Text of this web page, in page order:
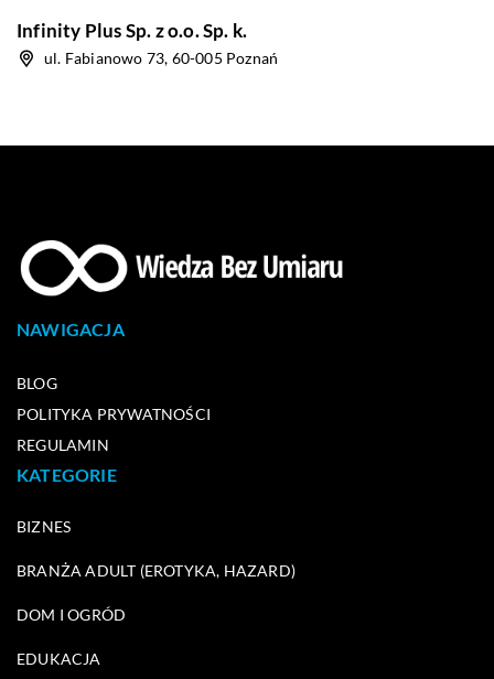
Infinity Plus Sp. z o.o. Sp. k.
ul. Fabianowo 73, 60-005 Poznań
NAWIGACJA
BLOG
POLITYKA PRYWATNOŚCI
REGULAMIN
KATEGORIE
BIZNES
BRANŻA ADULT (EROTYKA, HAZARD)
DOM I OGRÓD
EDUKACJA